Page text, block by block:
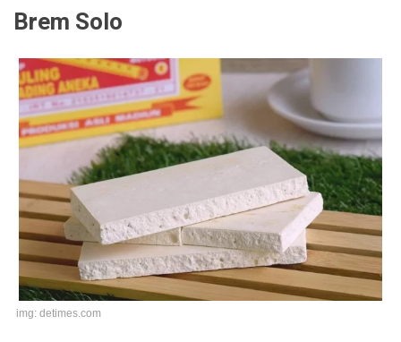
Brem Solo
img: detimes.com